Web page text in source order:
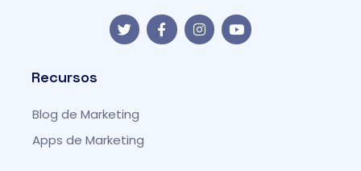
T
w
i
F
a
c
I
n
s
Y
o
u
Recursos
Blog de Marketing
Apps de Marketing